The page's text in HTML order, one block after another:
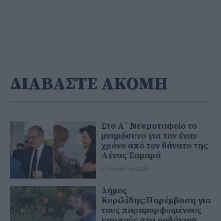
ΔΙΑΒΑΣΤΕ ΑΚΟΜΗ
Στο Α΄ Νεκροταφείο το
μνημόσυνο για τον έναν
χρόνο από τον θάνατο της
Λένας Σαμαρά
07 Αυγούστου 2026
Δήμος
Κυριλίδης:Παρέμβαση για
τους παραμορφωμένους